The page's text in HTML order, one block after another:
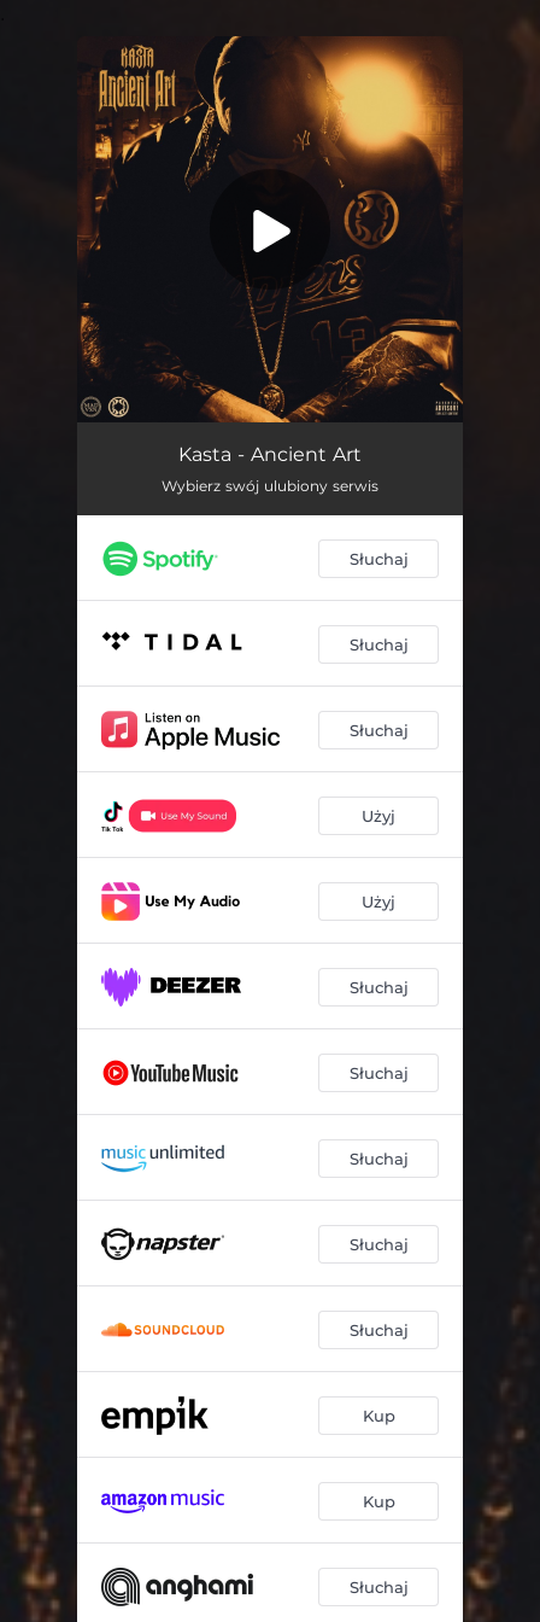
You're all set!
Ancient ArtKasta - Ancient Art
Wybierz swój ulubiony serwis
Słuchaj
Słuchaj
Słuchaj
Użyj
Użyj
Słuchaj
Słuchaj
Słuchaj
Słuchaj
Słuchaj
Kup
Kup
Słuchaj